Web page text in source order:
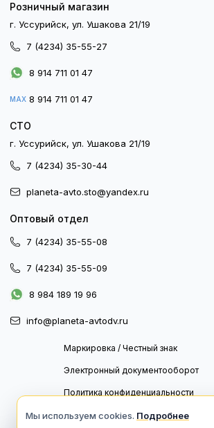
Розничный магазин
г. Уссурийск, ул. Ушакова 21/19
7 (4234) 35-55-27
8 914 711 01 47
MAX 8 914 711 01 47
СТО
г. Уссурийск, ул. Ушакова 21/19
7 (4234) 35-30-44
planeta-avto.sto@yandex.ru
Оптовый отдел
7 (4234) 35-55-08
7 (4234) 35-55-09
8 984 189 19 96
info@planeta-avtodv.ru
Маркировка / Честный знак
Электронный документооборот
Политика конфиденциальности
Политика обработки
Мы используем cookies. Подробнее